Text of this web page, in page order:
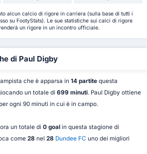
alcun calcio di rigore in carriera (sulla base di tutti i
su FootyStats). Le sue statistiche sui calci di rigore
un rigore in un incontro ufficiale.
di Paul Digby
che è apparsa in 14 partitequesta
un totale di 699 minuti. Paul Digby ottiene
ogni 90 minuti in cui è in campo.
un totale di 0 goalin questa stagione di
come 28 nel 28 Dundee FC uno dei migliori